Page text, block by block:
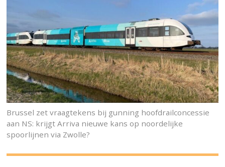
Brussel zet vraagtekens bij gunning hoofdrailconcessie
aan NS: krijgt Arriva nieuwe kans op noordelijke
spoorlijnen via Zwolle?